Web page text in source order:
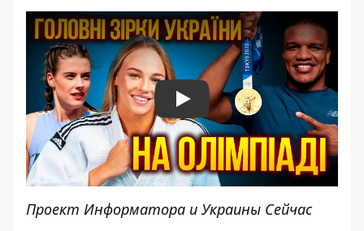
Play
Проект Информатора и Украины Сейчас